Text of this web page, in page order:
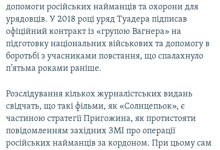
допомоги російських найманців та охорони для
урядовців. У 2018 році уряд Туадера підписав
офіційний контракт із «групою Вагнера» на
підготовку національних військових та допомогу в
боротьбі з учасниками повстання, що спалахнуло
п’ятьма роками раніше.
Розслідування кількох журналістських видань
свідчать, що такі фільми, як «Солнцепьок», є
частиною стратегії Пригожина, як протистояти
повідомленням західних ЗМІ про операції
російських найманців за кордоном. При цьому сам